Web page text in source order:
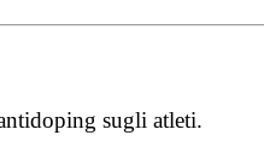
sugli atleti.